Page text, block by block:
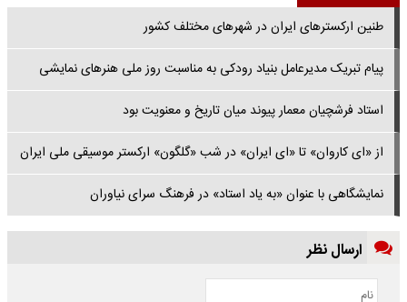
طنین ارکسترهای ایران در شهرهای مختلف کشور
پیام تبریک مدیرعامل بنیاد رودکی به مناسبت روز ملی هنرهای نمایشی
استاد فرشچیان معمار پیوند میان تاریخ و معنویت بود
از «ای کاروان» تا «ای ایران» در شب «گلگون» ارکستر موسیقی ملی ایران
نمایشگاهی با عنوان «به یاد استاد» در فرهنگ سرای نیاوران
ارسال نظر